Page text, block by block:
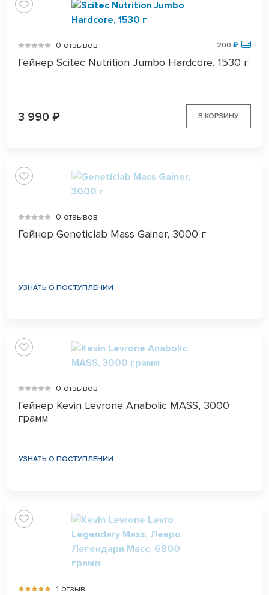
0 отзывов 200 ₽
Гейнер Scitec Nutrition Jumbo Hardcore, 1530 г
3 990 ₽ В КОРЗИНУ
0 отзывов
Гейнер Geneticlab Mass Gainer, 3000 г
УЗНАТЬ О ПОСТУПЛЕНИИ
0 отзывов
Гейнер Kevin Levrone Anabolic MASS, 3000
грамм
УЗНАТЬ О ПОСТУПЛЕНИИ
1 отзыв